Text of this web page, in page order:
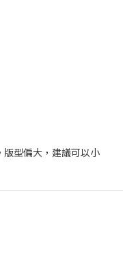
型偏大，建議可以小